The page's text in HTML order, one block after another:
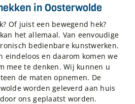
in Oosterwolde
Of juist een bewegend hek?
het allemaal. Van eenvoudige
bedienbare kunstwerken.
eindeloos en daarom komen we
mee te denken. Wij kunnen u
de maten opnemen. De
worden geleverd aan huis
ons geplaatst worden.